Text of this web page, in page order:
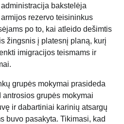
bakstelėja
rezervo teisininkus
po to, kai atleido dešimtis
žingsnis į platesnį planą, kurį
imigracijos teismams ir
grupės mokymai prasideda
grupės mokymai
ir dabartiniai karinių atsargų
buvo pasakyta. Tikimasi, kad